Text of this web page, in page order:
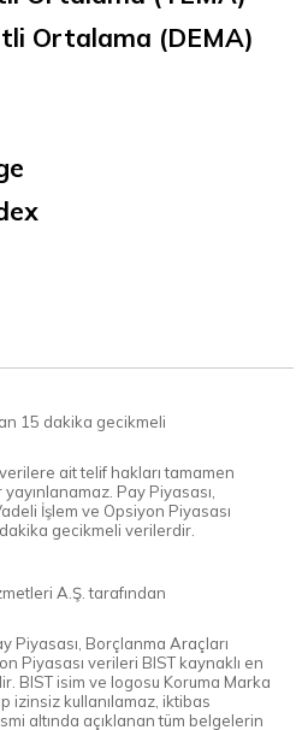
Ortalama (DEMA)
15 dakika gecikmeli
ait telif hakları tamamen
Pay Piyasası,
İşlem ve Opsiyon Piyasası
gecikmeli verilerdir.
A.Ş. tarafından
Piyasası, Borçlanma Araçları
Piyasası verileri BIST kaynaklı en
BIST isim ve logosu Koruma Marka
izinsiz kullanılamaz, iktibas
altında açıklanan tüm belgelerin